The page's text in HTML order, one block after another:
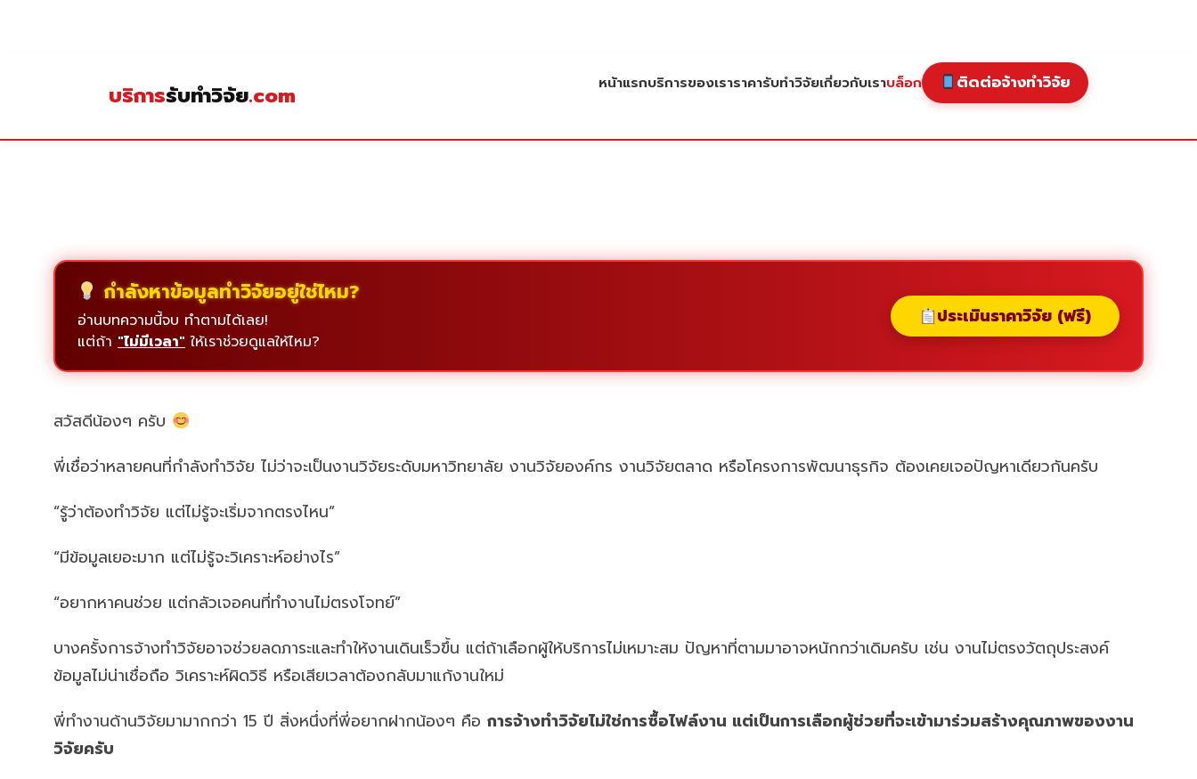
บริการรับทำวิจัย.com หน้าแรกบริการของเราราคารับทำวิจัยเกี่ยวกับเราบล็อก ติดต่อจ้างทำวิจัย
กำลังหาข้อมูลทำวิจัยอยู่ใช่ไหม?
อ่านบทความนี้จบ ทำตามได้เลย!
แต่ถ้า "ไม่มีเวลา" ให้เราช่วยดูแลให้ไหม?
ประเมินราคาวิจัย (ฟรี)
สวัสดีน้องๆ ครับ
พี่เชื่อว่าหลายคนที่กำลังทำวิจัย ไม่ว่าจะเป็นงานวิจัยระดับมหาวิทยาลัย งานวิจัยองค์กร งานวิจัยตลาด หรือโครงการพัฒนาธุรกิจ ต้องเคยเจอปัญหาเดียวกันครับ
“รู้ว่าต้องทำวิจัย แต่ไม่รู้จะเริ่มจากตรงไหน”
“มีข้อมูลเยอะมาก แต่ไม่รู้จะวิเคราะห์อย่างไร”
“อยากหาคนช่วย แต่กลัวเจอคนที่ทำงานไม่ตรงโจทย์”
บางครั้งการจ้างทำวิจัยอาจช่วยลดภาระและทำให้งานเดินเร็วขึ้น แต่ถ้าเลือกผู้ให้บริการไม่เหมาะสม ปัญหาที่ตามมาอาจหนักกว่าเดิมครับ เช่น งานไม่ตรงวัตถุประสงค์
ข้อมูลไม่น่าเชื่อถือ วิเคราะห์ผิดวิธี หรือเสียเวลาต้องกลับมาแก้งานใหม่
พี่ทำงานด้านวิจัยมามากกว่า 15 ปี สิ่งหนึ่งที่พี่อยากฝากน้องๆ คือ การจ้างทำวิจัยไม่ใช่การซื้อไฟล์งาน แต่เป็นการเลือกผู้ช่วยที่จะเข้ามาร่วมสร้างคุณภาพของงาน
วิจัยครับ